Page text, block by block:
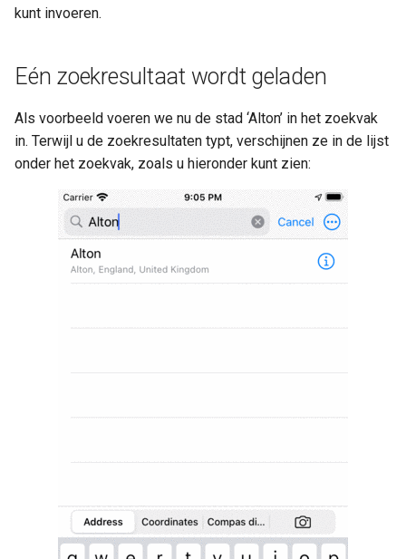
zoekgeschiedenis
Zoekgeschiedenis wissen
Zoekinstellingen
kunt invoeren.
Eén zoekresultaat wordt geladen
Als voorbeeld voeren we nu de stad ‘Alton’ in het zoekvak
in. Terwijl u de zoekresultaten typt, verschijnen ze in de lijst
onder het zoekvak, zoals u hieronder kunt zien: